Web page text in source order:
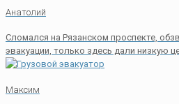
Анатолий
Сломался на Рязанском проспекте,
эвакуации, только здесь дали низкую
Максим